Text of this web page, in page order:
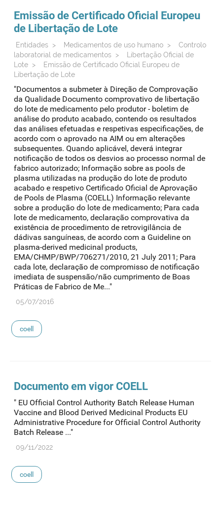
Emissão de Certificado Oficial Europeu
de Libertação de Lote
Entidades > Medicamentos de uso humano >
Controlo
laboratorial de medicamentos >
Libertação Oficial de
Lote >
Emissão de Certificado Oficial Europeu de
Libertação de Lote
"Documentos a submeter à Direção de Comprovação
da Qualidade Documento comprovativo de libertação
do lote de medicamento pelo produtor - boletim de
análise do produto acabado, contendo os resultados
das análises efetuadas e respetivas especificações, de
acordo com o aprovado na AIM ou em alterações
subsequentes. Quando aplicável, deverá integrar
notificação de todos os desvios ao processo normal de
fabrico autorizado; Informação sobre as pools de
plasma utilizadas na produção do lote de produto
acabado e respetivo Certificado Oficial de Aprovação
de Pools de Plasma (COELL) Informação relevante
sobre a produção do lote de medicamento; Para cada
lote de medicamento, declaração comprovativa da
existência de procedimento de retrovigilância de
dádivas sanguíneas, de acordo com a Guideline on
plasma-derived medicinal products,
EMA/CHMP/BWP/706271/2010, 21 July 2011; Para
cada lote, declaração de compromisso de notificação
imediata de suspensão/não cumprimento de Boas
Práticas de Fabrico de Me..."
05/07/2016
coell
Documento em vigor COELL
" EU Official Control Authority Batch Release Human
Vaccine and Blood Derived Medicinal Products EU
Administrative Procedure for Official Control Authority
Batch Release ..."
09/11/2022
coell